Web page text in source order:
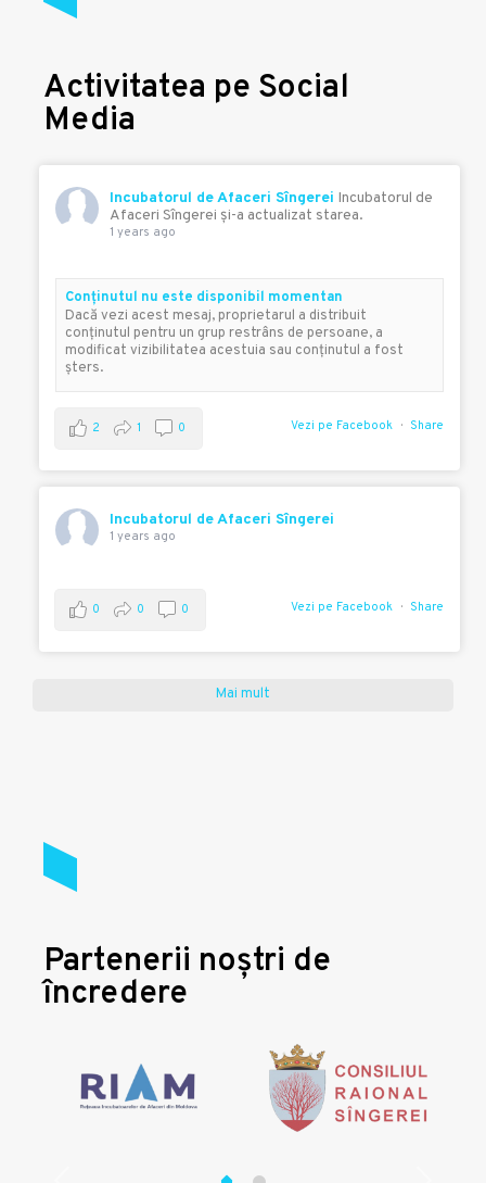
Activitatea pe Social
Media
Incubatorul de Afaceri Sîngerei Incubatorul de
Afaceri Sîngerei şi-a actualizat starea.
1 years ago
Conţinutul nu este disponibil momentan
Dacă vezi acest mesaj, proprietarul a distribuit
conţinutul pentru un grup restrâns de persoane, a
modificat vizibilitatea acestuia sau conţinutul a fost
şters.
Vezi pe Facebook Share
2 1 0
Incubatorul de Afaceri Sîngerei
1 years ago
Vezi pe Facebook Share
0 0 0
Mai mult
Partenerii noștri de
încredere